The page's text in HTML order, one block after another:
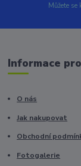
Můžete
Informace
O nás
Jak nakupovat
Obchodní
Fotogalerie